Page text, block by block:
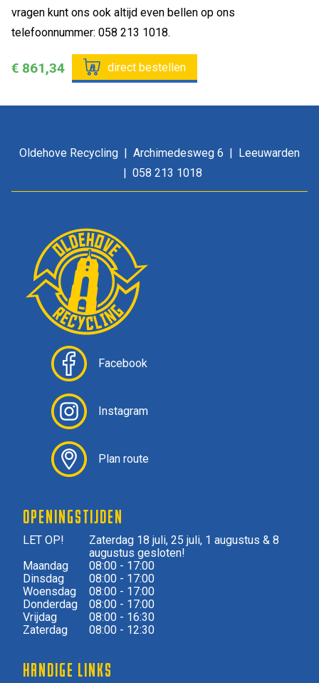
vragen kunt ons ook altijd even bellen op ons
telefoonnummer: 058 213 1018.
€ 861,34 direct bestellen
Oldehove Recycling Archimedesweg 6
Leeuwarden
058 213 1018
Facebook
Instagram
Plan route
OPENINGSTIJDEN
LET OP!
Zaterdag 18 juli, 25 juli, 1 augustus & 8
augustus gesloten!
Maandag
08:00 - 17:00
Dinsdag
08:00 - 17:00
Woensdag
08:00 - 17:00
Donderdag
08:00 - 17:00
Vrijdag
08:00 - 16:30
Zaterdag
08:00 - 12:30
HANDIGE LINKS